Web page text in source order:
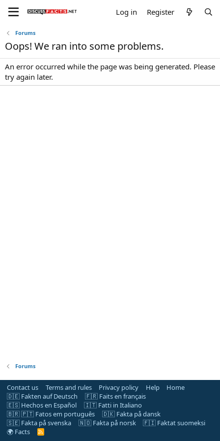
Log in Register
Forums
Oops! We ran into some problems.
An error occurred while the page was being generated. Please
try again later.
Forums
Contact us Terms and rules Privacy policy Help
Home
🇩🇪 Fakten auf Deutsch
🇫🇷 Faits en français
🇪🇸 Hechos en Español
🇮🇹 Fatti in Italiano
🇧🇷 🇵🇹 Fatos em português
🇩🇰 Fakta på dansk
🇸🇪 Fakta på svenska
🇳🇴 Fakta på norsk
🇫🇮 Faktat suomeksi
🌍 Facts
R